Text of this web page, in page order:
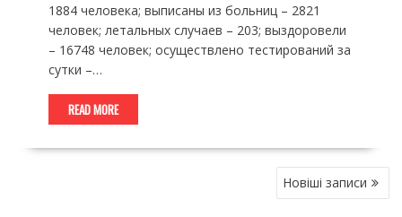
1884 человека; выписаны из больниц – 2821
человек; летальных случаев – 203; выздоровели
– 16748 человек; осуществлено тестирований за
сутки –…
READ MORE
Новіші записи